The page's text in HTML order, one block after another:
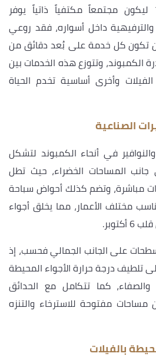
صُمم كمبوند فيفتي 7 ليكون مجتمعاً مكتفياً ذاتياً يوفر
والترفيهية داخل أسواره، فقد روعي
تكون كل خدمة على بُعد دقائق من
الكمبوند، وتتوزع هذه الخدمات بين
وأخرى أساسية تخدم الحياة
الصناعية
في أنحاء الكمبوند لتشكل
جانب المساحات الخضراء، حيث تطل
مباشرة، وتضم كذلك أحواض سباحة
مختلف الأعمار، مما يخلق أجواء
على الجانب الجمالي فحسب، إذ
تلطيف درجة حرارة الأجواء المحيطة
كما تتكامل مع الحدائق
مساحات مفتوحة للاسترخاء والتنزه
بالفيلات